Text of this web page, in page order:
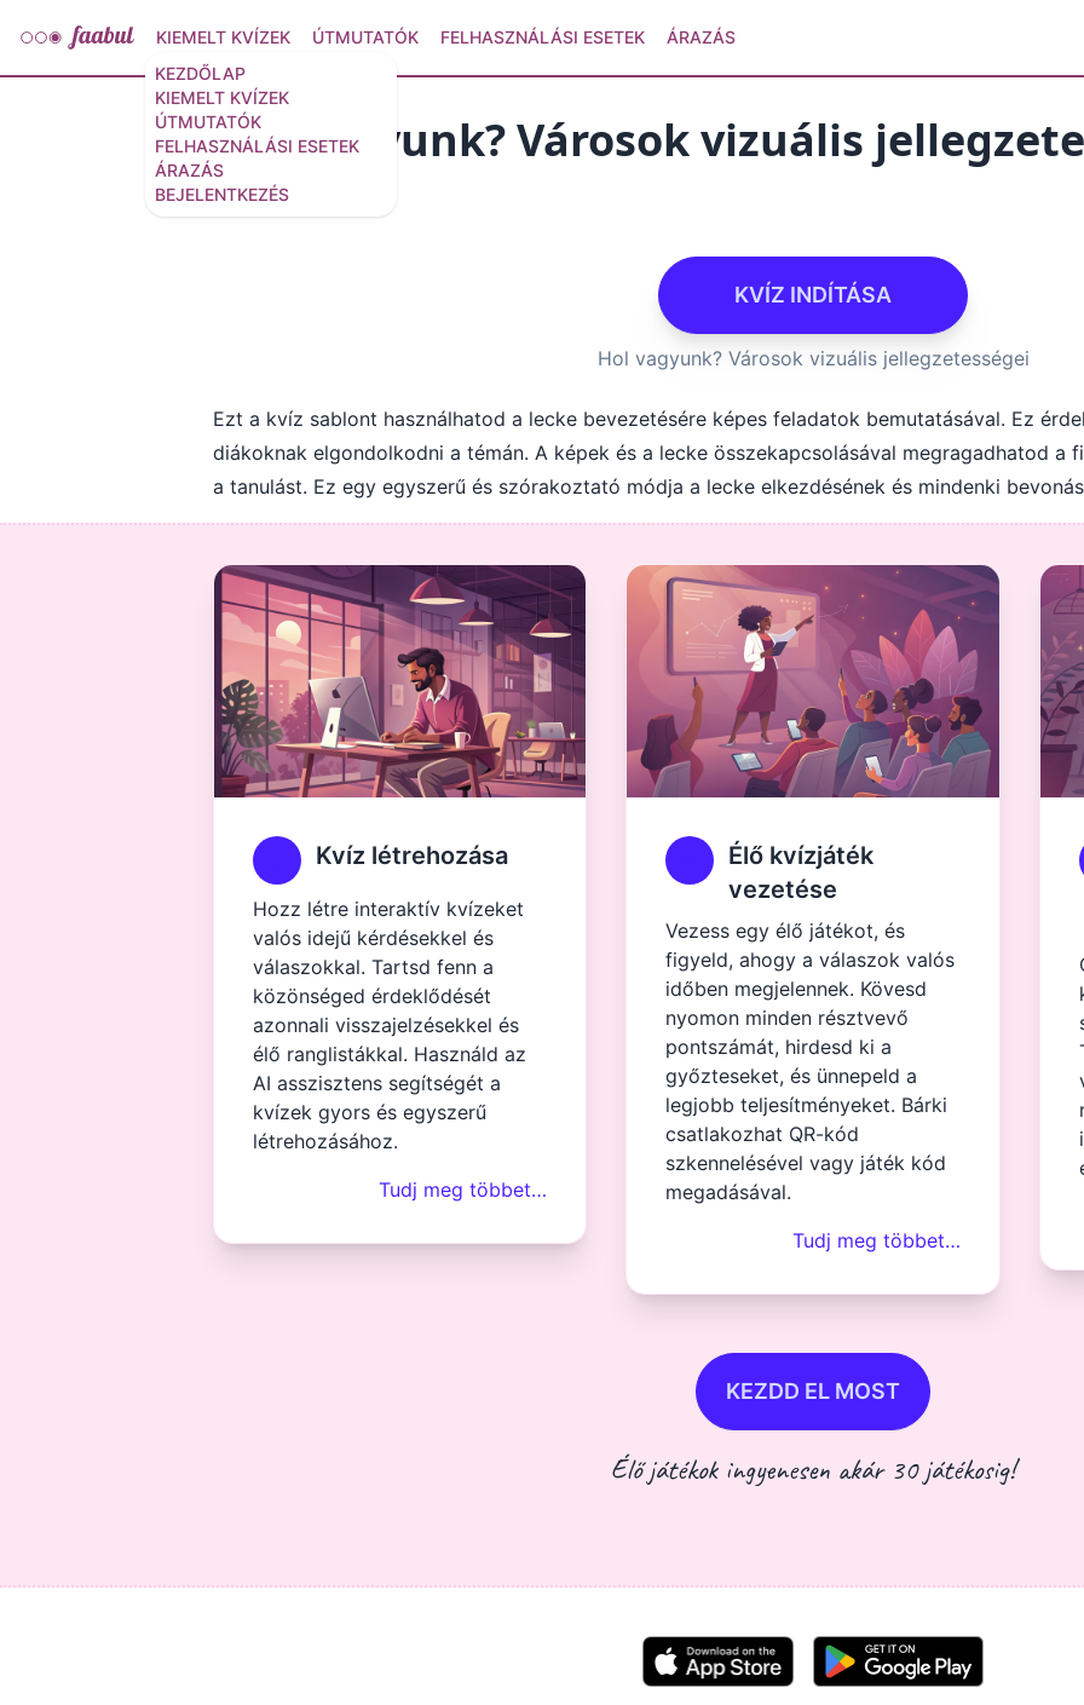
KEZDŐLAP
KIEMELT KVÍZEK
ÚTMUTATÓK
FELHASZNÁLÁSI ESETEK
ÁRAZÁS
BEJELENTKEZÉS
KIEMELT KVÍZEK ÚTMUTATÓK FELHASZNÁLÁSI ESETEK ÁRAZÁS
Hol vagyunk? Városok vizuális
29 kérdés
KVÍZ INDÍTÁSA
Hol vagyunk? Városok vizuális jellegzetességei
Ezt a kvíz sablont használhatod a lecke bevezetésére képes feladatok bemutatásával. Ez
diákoknak elgondolkodni a témán. A képek és a lecke összekapcsolásával megragadhatod a
a tanulást. Ez egy egyszerű és szórakoztató módja a lecke elkezdésének és mindenki
Kvíz létrehozása
Hozz létre interaktív kvízeket
valós idejű kérdésekkel és
válaszokkal. Tartsd fenn a
közönséged érdeklődését
azonnali visszajelzésekkel és
élő ranglistákkal. Használd az
AI asszisztens segítségét a
kvízek gyors és egyszerű
létrehozásához.
Tudj meg többet…
Élő kvízjáték
vezetése
Vezess egy élő játékot, és
figyeld, ahogy a válaszok valós
időben megjelennek. Kövesd
nyomon minden résztvevő
pontszámát, hirdesd ki a
győzteseket, és ünnepeld a
legjobb teljesítményeket. Bárki
csatlakozhat QR-kód
szkennelésével vagy játék kód
megadásával.
Tudj meg többet…
KEZDD EL MOST
Élő játékok ingyenesen akár 30 játékosig!